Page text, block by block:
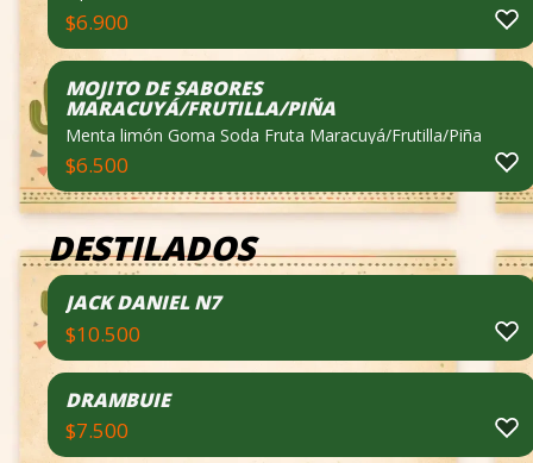
$6.900
MOJITO DE SABORES
MARACUYÁ/FRUTILLA/PIÑA
Menta limón Goma Soda Fruta Maracuyá/Frutilla/Piña
$6.500
DESTILADOS
JACK DANIEL N7
$10.500
DRAMBUIE
$7.500